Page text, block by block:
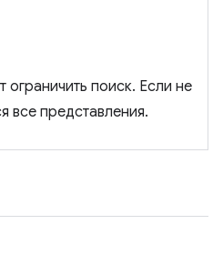
поиск. Если не
все представления.